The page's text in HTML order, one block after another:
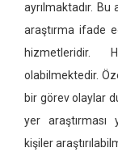
ayrılmaktadır.
araştırma ifade
hizmetleridir.
olabilmektedir.
bir görev olaylar
yer araştırması
kişiler